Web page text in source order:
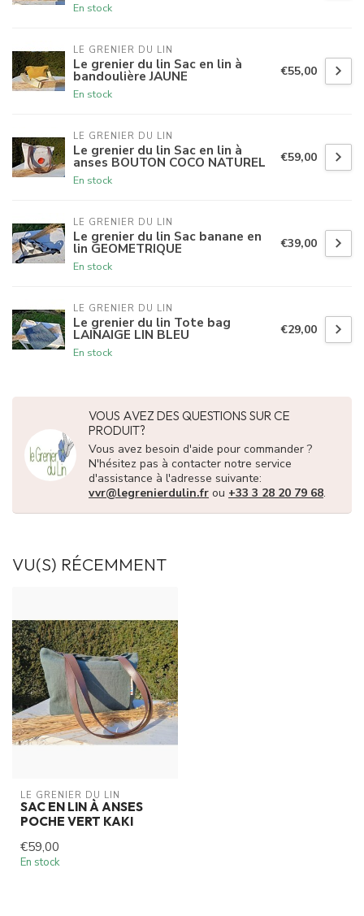
En stock
LE GRENIER DU LIN
Le grenier du lin Sac en lin à
bandoulière JAUNE
En stock
€55,00
LE GRENIER DU LIN
Le grenier du lin Sac en lin à
anses BOUTON COCO NATUREL
En stock
€59,00
LE GRENIER DU LIN
Le grenier du lin Sac banane en
lin GEOMETRIQUE
En stock
€39,00
LE GRENIER DU LIN
Le grenier du lin Tote bag
LAINAIGE LIN BLEU
En stock
€29,00
VOUS AVEZ DES QUESTIONS SUR CE
PRODUIT?
Vous avez besoin d'aide pour commander ?
N'hésitez pas à contacter notre service
d'assistance à l'adresse suivante:
vvr@legrenierdulin.fr ou +33 3 28 20 79 68.
VU(S) RÉCEMMENT
LE GRENIER DU LIN
SAC EN LIN À ANSES
POCHE VERT KAKI
€59,00
En stock